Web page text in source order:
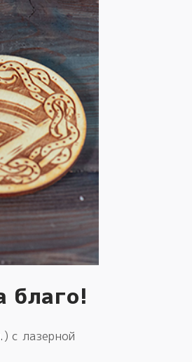
благо!
с лазерной